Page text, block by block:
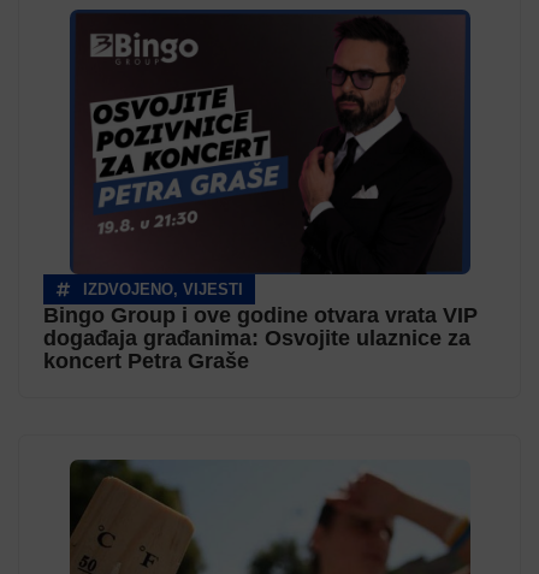
IZDVOJENO, VIJESTI
Bingo Group i ove godine otvara vrata VIP
događaja građanima: Osvojite ulaznice za
koncert Petra Graše